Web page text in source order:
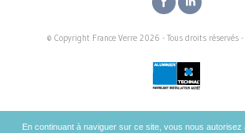
© Copyright France Verre 2026 - Tous droits réservés -
En continuant à naviguer sur ce site, vous nous